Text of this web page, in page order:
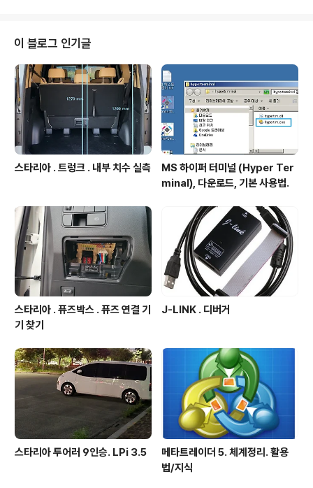
이 블로그 인기글
스타리아 . 트렁크 . 내부 치수 실측
MS 하이퍼 터미널 (Hyper Ter
minal), 다운로드, 기본 사용법.
스타리아 . 퓨즈박스 . 퓨즈 연결 기
기 찾기
J-LINK . 디버거
스타리아 투어러 9인승. LPi 3.5
메타트레이더 5. 체계정리. 활용
법/지식